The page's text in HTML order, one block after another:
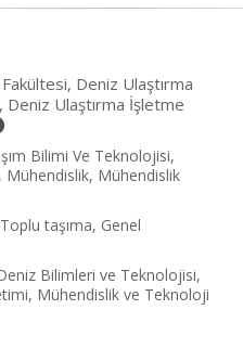
Deniz Ulaştırma
Ulaştırma İşletme
Bilimi Ve Teknolojisi,
Mühendislik, Mühendislik
Toplu taşıma, Genel
Bilimleri ve Teknolojisi,
Mühendislik ve Teknoloji